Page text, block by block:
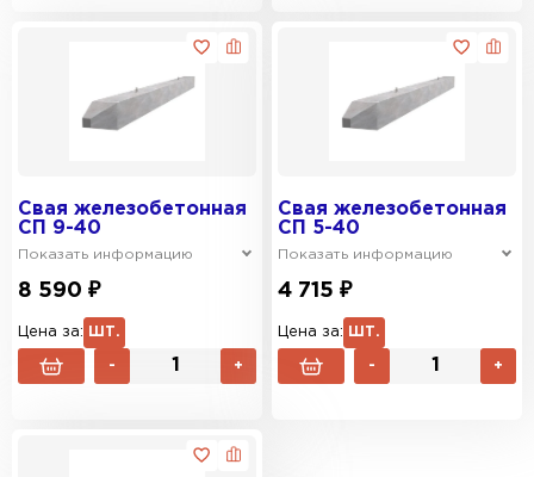
Свая железобетонная
СП 9-40
Показать информацию
8 590 ₽
Цена за: ШТ.
- +
Свая железобетонная
СП 5-40
Показать информацию
4 715 ₽
Цена за: ШТ.
- +